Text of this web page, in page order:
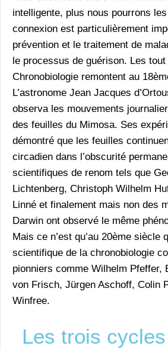
intelligente, plus nous pourrons
connexion est particulièrement
prévention et le traitement de
le processus de guérison. Les
Chronobiologie remontent au
L’astronome Jean Jacques
observa les mouvements
des feuilles du Mimosa. Ses
démontré que les feuilles
circadien dans l’obscurité
scientifiques de renom tels que
Lichtenberg, Christoph Wilhelm
Linné et finalement mais non des
Darwin ont observé le même
Mais ce n’est qu’au 20ème siècle
scientifique de la chronobiologie
pionniers comme Wilhelm Pfeffer,
von Frisch, Jürgen Aschoff, Colin
Winfree.
Les trois